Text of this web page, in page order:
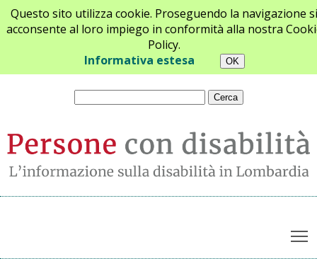
Questo sito utilizza cookie. Proseguendo la navigazione si
acconsente al loro impiego in conformità alla nostra
Policy.
Informativa estesa
Chi siamo Newsletter Contatti